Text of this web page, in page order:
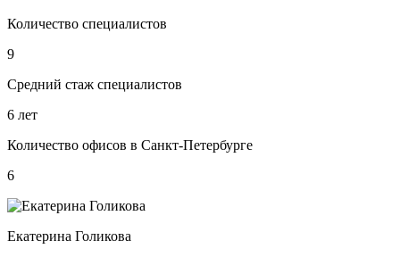
Количество специалистов
9
Средний стаж специалистов
6 лет
Количество офисов в Санкт-Петербурге
6
Екатерина Голикова